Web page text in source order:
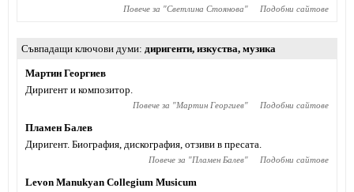
Повече за "Светлина Стоянова" Подобни сайтове
Съвпадащи ключови думи диригенти, изкуства, музика
Мартин Георгиев
Диригент и композитор.
Повече за "Мартин Георгиев" Подобни сайтове
Пламен Балев
Диригент. Биография, дискография, отзиви в пресата.
Повече за "Пламен Балев" Подобни сайтове
Levon Manukyan Collegium Musicum